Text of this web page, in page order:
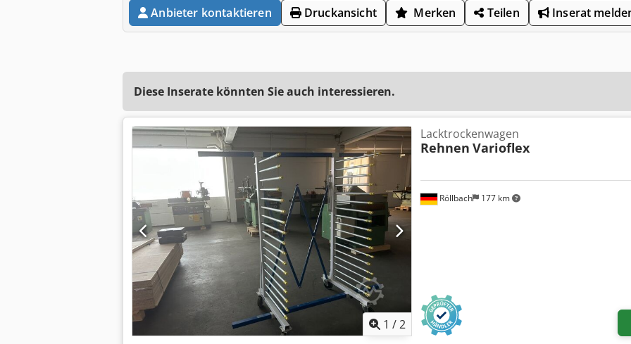
Anbieter kontaktieren Druckansicht Merken Teilen Inserat
Diese Inserate könnten Sie auch interessieren.
1 /2
Röllbach 177 km
Lacktrockenwagen
Rehnen Varioflex